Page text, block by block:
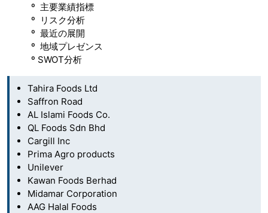
º 主要業績指標
º リスク分析
º 最近の展開
º 地域プレゼンス
º SWOT分析
Tahira Foods Ltd
Saffron Road
AL Islami Foods Co.
QL Foods Sdn Bhd
Cargill Inc
Prima Agro products
Unilever
Kawan Foods Berhad
Midamar Corporation
AAG Halal Foods